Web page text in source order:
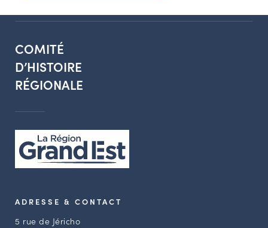
COMITÉ
D’HISTOIRE
RÉGIONALE
ADRESSE & CONTACT
5 rue de Jéricho